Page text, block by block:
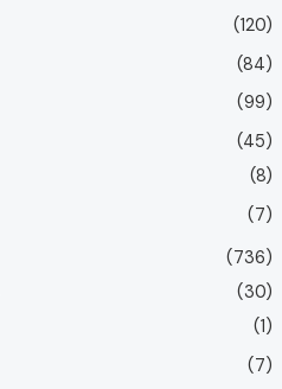
(120)
(84)
(99)
(45)
(8)
(7)
(736)
(30)
(1)
(7)